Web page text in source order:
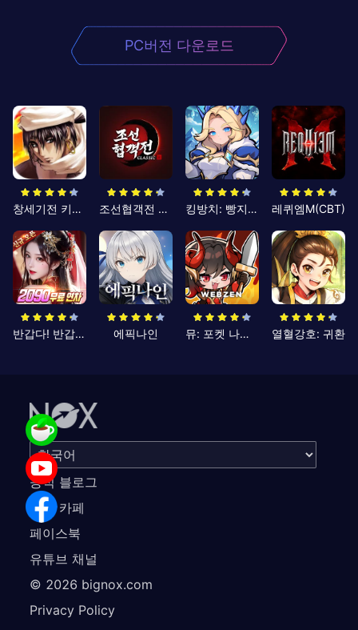
PC버전 다운로드
창세기전 키우기 조선협객전 클래식 킹방치: 빵지의 제왕 레퀴엠M(CBT)
반갑다! 반갑삼국지 에픽나인 뮤: 포켓 나이츠 열혈강호: 귀환
공식 블로그
공식 카페
페이스북
유튜브 채널
© 2026 bignox.com
Privacy Policy